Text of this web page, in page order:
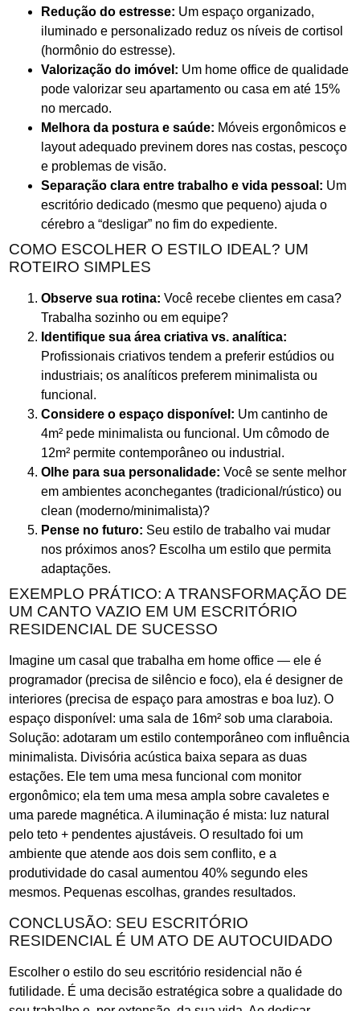
Redução do estresse: Um espaço organizado,
iluminado e personalizado reduz os níveis de cortisol
(hormônio do estresse).
Valorização do imóvel: Um home office de qualidade
pode valorizar seu apartamento ou casa em até 15%
no mercado.
Melhora da postura e saúde: Móveis ergonômicos e
layout adequado previnem dores nas costas, pescoço
e problemas de visão.
Separação clara entre trabalho e vida pessoal: Um
escritório dedicado (mesmo que pequeno) ajuda o
cérebro a “desligar” no fim do expediente.
COMO ESCOLHER O ESTILO IDEAL? UM
ROTEIRO SIMPLES
Observe sua rotina: Você recebe clientes em casa?
Trabalha sozinho ou em equipe?
Identifique sua área criativa vs. analítica:
Profissionais criativos tendem a preferir estúdios ou
industriais; os analíticos preferem minimalista ou
funcional.
Considere o espaço disponível: Um cantinho de
4m² pede minimalista ou funcional. Um cômodo de
12m² permite contemporâneo ou industrial.
Olhe para sua personalidade: Você se sente melhor
em ambientes aconchegantes (tradicional/rústico) ou
clean (moderno/minimalista)?
Pense no futuro: Seu estilo de trabalho vai mudar
nos próximos anos? Escolha um estilo que permita
adaptações.
EXEMPLO PRÁTICO: A TRANSFORMAÇÃO DE
UM CANTO VAZIO EM UM ESCRITÓRIO
RESIDENCIAL DE SUCESSO
Imagine um casal que trabalha em home office — ele é
programador (precisa de silêncio e foco), ela é designer de
interiores (precisa de espaço para amostras e boa luz). O
espaço disponível: uma sala de 16m² sob uma claraboia.
Solução: adotaram um estilo contemporâneo com influência
minimalista. Divisória acústica baixa separa as duas
estações. Ele tem uma mesa funcional com monitor
ergonômico; ela tem uma mesa ampla sobre cavaletes e
uma parede magnética. A iluminação é mista: luz natural
pelo teto + pendentes ajustáveis. O resultado foi um
ambiente que atende aos dois sem conflito, e a
produtividade do casal aumentou 40% segundo eles
mesmos. Pequenas escolhas, grandes resultados.
CONCLUSÃO: SEU ESCRITÓRIO
RESIDENCIAL É UM ATO DE AUTOCUIDADO
Escolher o estilo do seu escritório residencial não é
futilidade. É uma decisão estratégica sobre a qualidade do